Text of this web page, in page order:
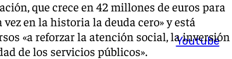
Youtube
que crece en 42 millones de euros para
vez en la historia la deuda cero» y está
«a reforzar la atención social, la inversión
de los servicios públicos».